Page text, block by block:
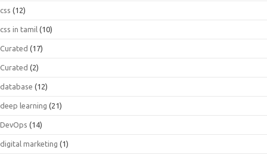
css (12)
css in tamil (10)
Curated (17)
Curated (2)
database (12)
deep learning (21)
DevOps (14)
digital marketing (1)